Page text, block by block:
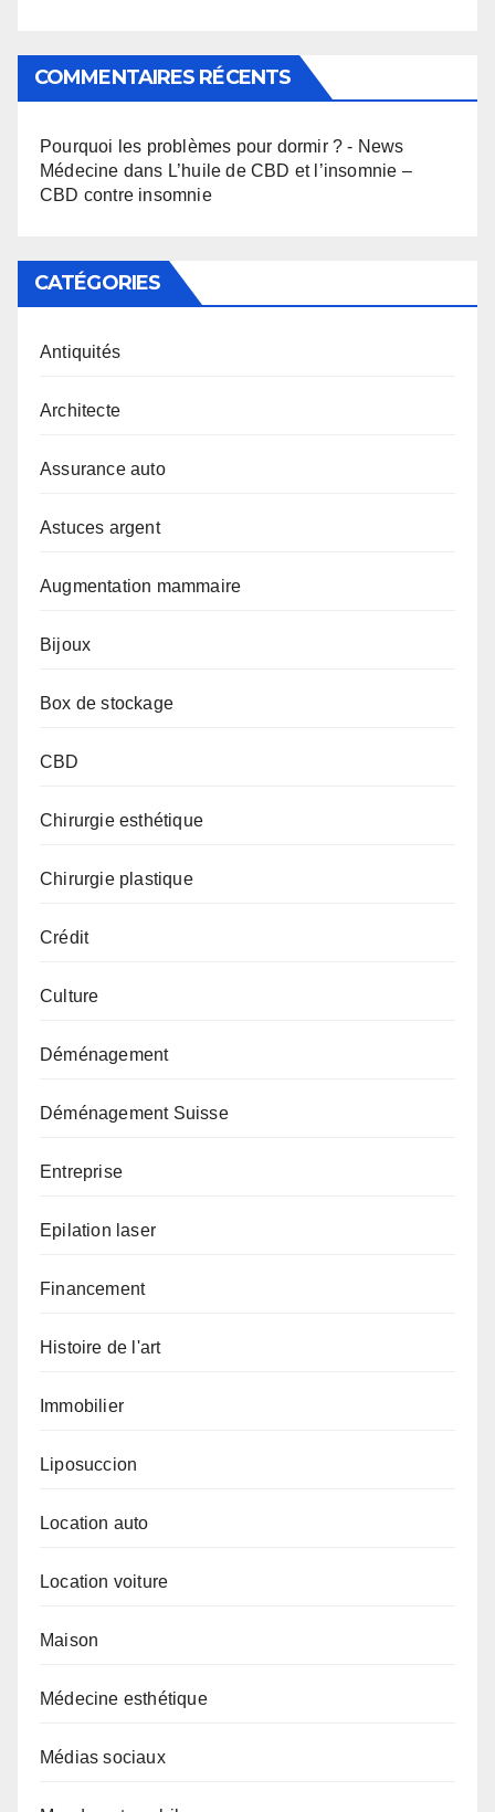
COMMENTAIRES RÉCENTS
Pourquoi les problèmes pour dormir ? - News
Médecine dans L’huile de CBD et l’insomnie –
CBD contre insomnie
CATÉGORIES
Antiquités
Architecte
Assurance auto
Astuces argent
Augmentation mammaire
Bijoux
Box de stockage
CBD
Chirurgie esthétique
Chirurgie plastique
Crédit
Culture
Déménagement
Déménagement Suisse
Entreprise
Epilation laser
Financement
Histoire de l'art
Immobilier
Liposuccion
Location auto
Location voiture
Maison
Médecine esthétique
Médias sociaux